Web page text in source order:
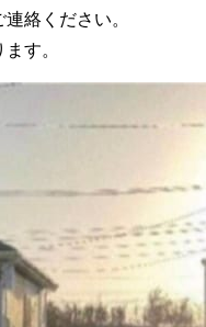
絡ください。
す。